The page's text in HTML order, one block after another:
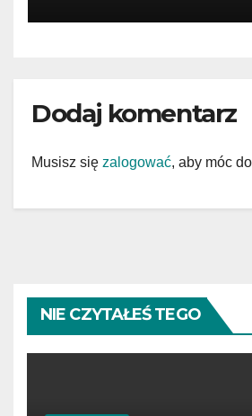
Dodaj komentarz
Musisz się zalogować, aby móc
NIE CZYTAŁEŚ TEGO